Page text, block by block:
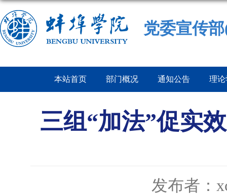
党委宣传
本站首页 部门概况 通知公告 理
三组“加法”促实
发布者：